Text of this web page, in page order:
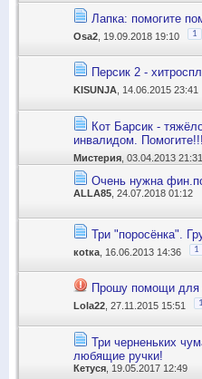
Лапка: помогите
Osa2 , 19.09.2018 19:10 1
Персик 2 -
KISUNJA , 14.06.2015 23:41
Кот Барсик -
инвалидом.
Мистерия , 03.04.2013 21:31
Очень нужна
ALLA85 , 24.07.2018 01:12
Три "поросёнка".
коtка , 16.06.2013 14:36 1
Прошу помощи для
Lola22 , 27.11.2015 15:51 1
Три черненьких
любящие ручки!
Кетуся , 19.05.2017 12:49